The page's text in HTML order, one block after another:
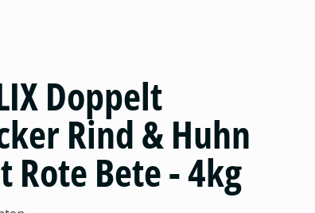
Doppelt
Rind & Huhn
Rote Bete - 4kg